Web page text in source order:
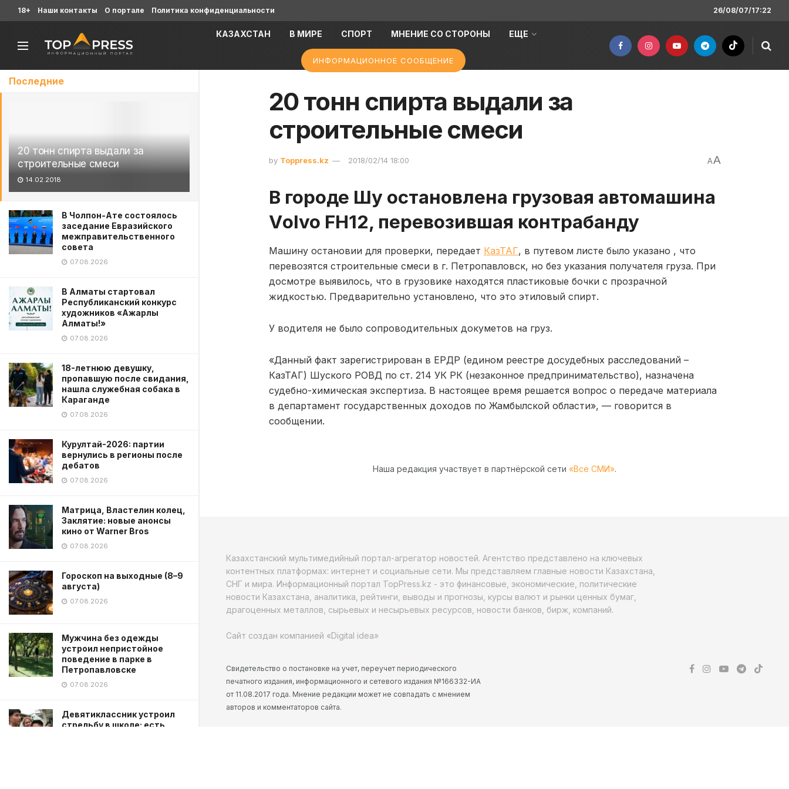
Последние
20 тонн спирта выдали за
строительные смеси
14.02.2018
В Чолпон-Ате состоялось
заседание Евразийского
межправительственного
совета
07.08.2026
В Алматы стартовал
Республиканский конкурс
художников «Ажарлы
Алматы!»
07.08.2026
18-летнюю девушку,
пропавшую после свидания,
нашла служебная собака в
Караганде
07.08.2026
Курултай-2026: партии
вернулись в регионы после
дебатов
07.08.2026
Матрица, Властелин колец,
Заклятие: новые анонсы
кино от Warner Bros
07.08.2026
Гороскоп на выходные (8–9
августа)
07.08.2026
Мужчина без одежды
устроил непристойное
поведение в парке в
Петропавловске
07.08.2026
Девятиклассник устроил
стрельбу в школе: есть
18+ Наши контакты О портале Политика конфиденциальности 26/08/07/17:22
КАЗАХСТАН В МИРЕ СПОРТ МНЕНИЕ СО СТОРОНЫ ЕЩЕ
ИНФОРМАЦИОННОЕ СООБЩЕНИЕ
20 тонн спирта выдали за
строительные смеси
by Toppress.kz 2018/02/14 18:00 AA
В городе Шу остановлена грузовая автомашина
Vоlvo FH12, перевозившая контрабанду
Машину остановии для проверки, передает КазТАГ, в путевом листе было указано , что
перевозятся строительные смеси в г. Петропавловск, но без указания получателя груза. При
досмотре выявилось, что в грузовике находятся пластиковые бочки с прозрачной
жидкостью. Предварительно установлено, что это этиловый спирт.
У водителя не было сопроводительных докуметов на груз.
«Данный факт зарегистрирован в ЕРДР (едином реестре досудебных расследований –
КазТАГ) Шуского РОВД по ст. 214 УК РК (незаконное предпринимательство), назначена
судебно-химическая экспертиза. В настоящее время решается вопрос о передаче материала
в департамент государственных доходов по Жамбылской области», — говорится в
сообщении.
Наша редакция участвует в партнёрской сети «Все СМИ».
Казахстанский мультимедийный портал-агрегатор новостей. Агентство представлено на ключевых
контентных платформах: интернет и социальные сети. Мы представляем главные новости Казахстана,
СНГ и мира. Информационный портал TopPress.kz - это финансовые, экономические, политические
новости Казахстана, аналитика, рейтинги, выводы и прогнозы, курсы валют и рынки ценных бумаг,
драгоценных металлов, сырьевых и несырьевых ресурсов, новости банков, бирж, компаний.
Сайт создан компанией «Digital idea»
Свидетельство о постановке на учет, переучет периодического
печатного издания, информационного и сетевого издания №166332-ИА
от 11.08.2017 года. Мнение редакции может не совпадать с мнением
авторов и комментаторов сайта.